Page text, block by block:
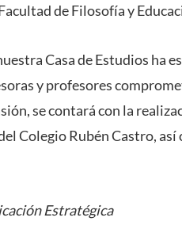
de Filosofía y
Casa de Estudios ha
y profesores
se contará con la
Colegio Rubén Castro,
Estratégica